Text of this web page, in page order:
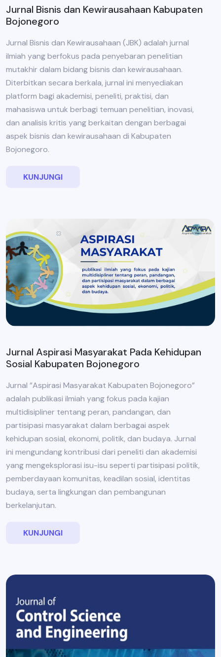
Jurnal Bisnis dan Kewirausahaan Kabupaten
Bojonegoro
Jurnal Bisnis dan Kewirausahaan (JBK) adalah jurnal
ilmiah yang berfokus pada penyebaran penelitian
mutakhir dalam bidang bisnis dan kewirausahaan.
Diterbitkan secara berkala, jurnal ini menyediakan
platform bagi akademisi, peneliti, praktisi, dan
mahasiswa untuk berbagi temuan penelitian, inovasi,
dan analisis kritis yang berkaitan dengan berbagai
aspek bisnis dan kewirausahaan di Kabupaten
Bojonegoro.
KUNJUNGI
Jurnal Aspirasi Masyarakat Pada Kehidupan
Sosial Kabupaten Bojonegoro
Jurnal ”Aspirasi Masyarakat Kabupaten Bojonegoro”
adalah publikasi ilmiah yang fokus pada kajian
multidisipliner tentang peran, pandangan, dan
partisipasi masyarakat dalam berbagai aspek
kehidupan sosial, ekonomi, politik, dan budaya. Jurnal
ini mengundang kontribusi dari peneliti dan akademisi
yang mengeksplorasi isu-isu seperti partisipasi politik,
pemberdayaan komunitas, keadilan sosial, identitas
budaya, serta lingkungan dan pembangunan
berkelanjutan.
KUNJUNGI